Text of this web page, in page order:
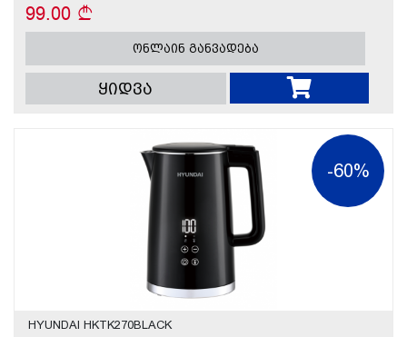
99.00
ონლაინ განვადება
ყიდვა
-60%
HYUNDAI HKTK270BLACK